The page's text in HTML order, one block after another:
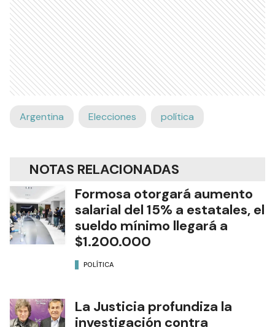
Argentina Elecciones política
NOTAS RELACIONADAS
Formosa otorgará aumento
salarial del 15% a estatales, el
sueldo mínimo llegará a
$1.200.000
POLÍTICA
La Justicia profundiza la
investigación contra